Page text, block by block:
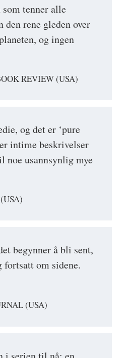
tenner alle
den rene gleden over
og ingen
REVIEW (USA)
og det er ‘pure
intime beskrivelser
noe usannsynlig mye
begynner å bli sent,
fortsatt om sidene.
(USA)